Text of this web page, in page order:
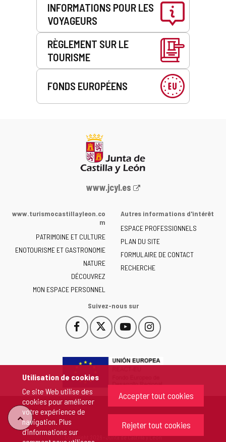
Utilisation de cookies
Ce site Web utilise des
cookies pour améliorer
votre expérience de
navigation. Plus
d'informations sur
Accepter tout cookies
Rejeter tout cookies
INFORMATIONS POUR LES
VOYAGEURS
RÈGLEMENT SUR LE
TOURISME
FONDS EUROPÉENS
Portail
la
de
Castilla
y
León
-
www.jcyl.es
www.turismocastillayleon.co
m
PATRIMOINE ET CULTURE
ENOTOURISME ET GASTRONOMIE
NATURE
DÉCOUVREZ
MON ESPACE PERSONNEL
Autres informations d'intérêt
ESPACE PROFESSIONNELS
PLAN DU SITE
FORMULAIRE DE CONTACT
RECHERCHE
Suivez-nous sur
Facebook
Este
enlace
abrirá
una
ventana
nueva.
Este
enlace
abrirá
ventana
nueva.
YouTube
Este
enlace
abrirá
ventana
nueva.
Instagram
Este
enlace
abrirá
ventana
nueva.
"Retour
Copyright 2026 - Junta de Castilla y León